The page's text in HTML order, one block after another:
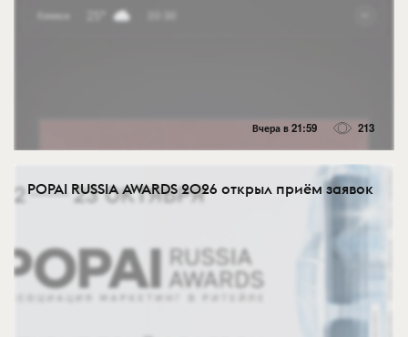
Вчера в 21:59 213
POPAI RUSSIA AWARDS 2026 открыл приём заявок